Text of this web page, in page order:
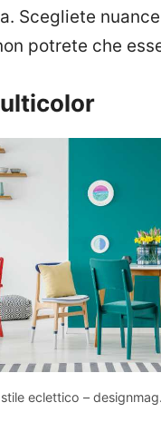
Scegliete
potrete che
eclettico –